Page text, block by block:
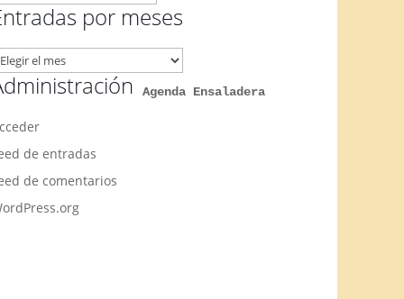
por meses
de entradas
de comentarios
Agenda Ensaladera